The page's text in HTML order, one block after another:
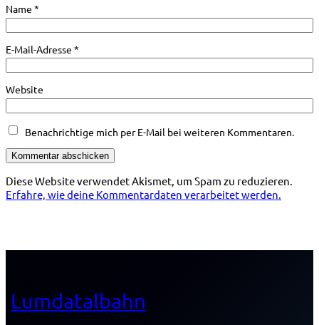
Name *
E-Mail-Adresse *
Website
Benachrichtige mich per E-Mail bei weiteren Kommentaren.
Diese Website verwendet Akismet, um Spam zu reduzieren.
Erfahre, wie deine Kommentardaten verarbeitet werden.
Lumdatalbahn